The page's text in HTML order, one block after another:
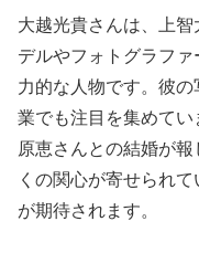
大越光貴さんは、上
デルやフォトグラフ
力的な人物です。彼
業でも注目を集めて
原恵さんとの結婚が
くの関心が寄せられ
が期待されます。